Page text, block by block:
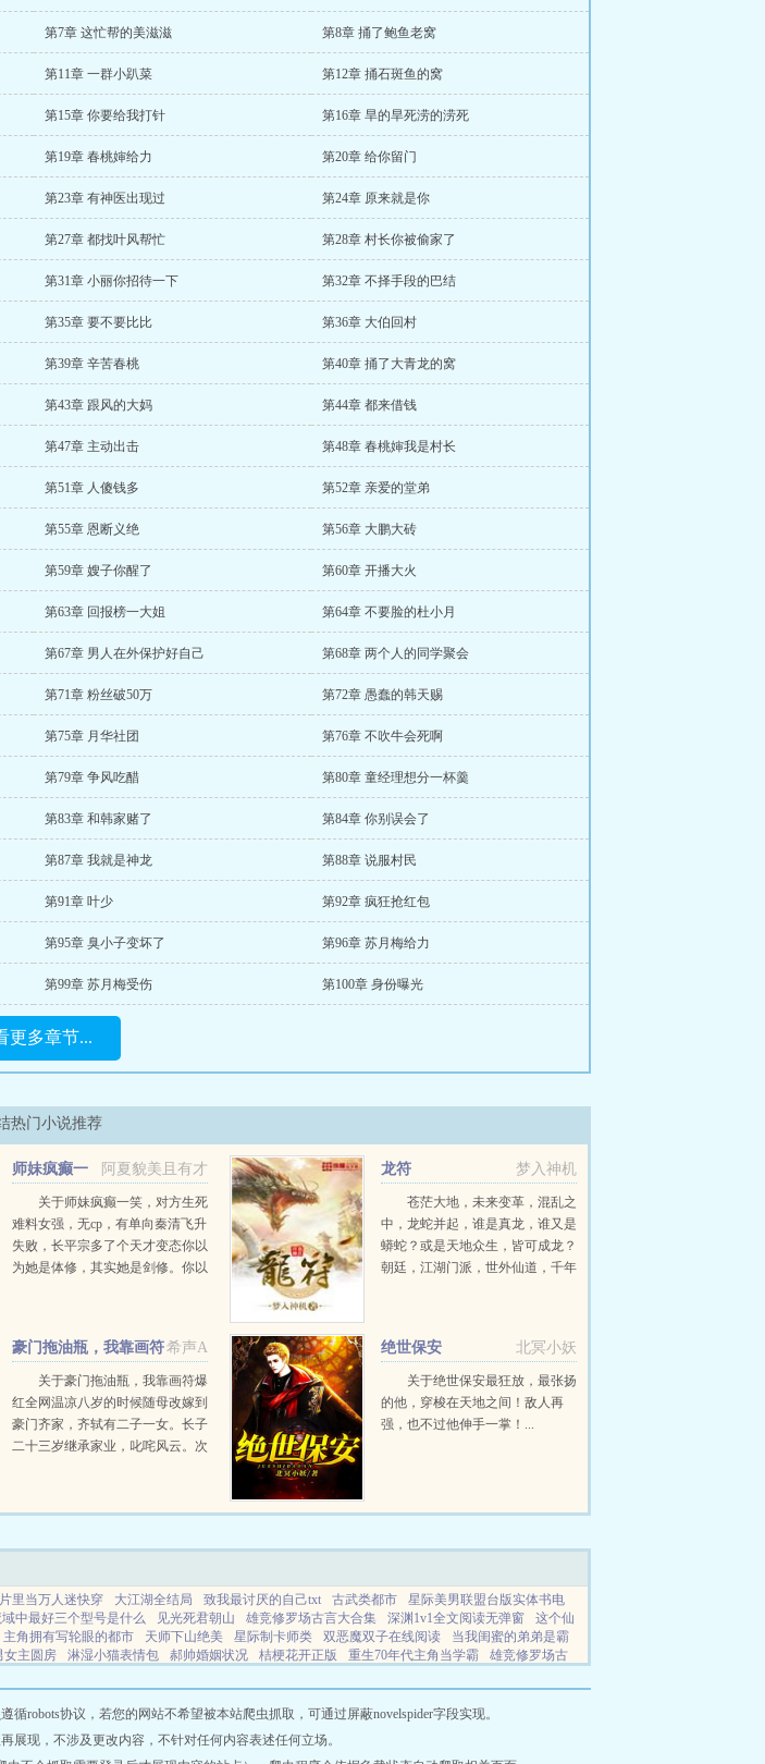
第7章 这忙帮的美滋滋 第8章 捅了鲍鱼老窝
第11章 一群小趴菜 第12章 捅石斑鱼的窝
第15章 你要给我打针 第16章 旱的旱死涝的涝死
第19章 春桃婶给力 第20章 给你留门
第23章 有神医出现过 第24章 原来就是你
第27章 都找叶风帮忙 第28章 村长你被偷家了
第31章 小丽你招待一下 第32章 不择手段的巴结
第35章 要不要比比 第36章 大伯回村
第39章 辛苦春桃 第40章 捅了大青龙的窝
第43章 跟风的大妈 第44章 都来借钱
第47章 主动出击 第48章 春桃婶我是村长
第51章 人傻钱多 第52章 亲爱的堂弟
第55章 恩断义绝 第56章 大鹏大砖
第59章 嫂子你醒了 第60章 开播大火
第63章 回报榜一大姐 第64章 不要脸的杜小月
第67章 男人在外保护好自己 第68章 两个人的同学聚会
第71章 粉丝破50万 第72章 愚蠢的韩天赐
第75章 月华社团 第76章 不吹牛会死啊
第79章 争风吃醋 第80章 童经理想分一杯羹
第83章 和韩家赌了 第84章 你别误会了
第87章 我就是神龙 第88章 说服村民
第91章 叶少 第92章 疯狂抢红包
第95章 臭小子变坏了 第96章 苏月梅给力
第99章 苏月梅受伤 第100章 身份曝光
更多章节...
热门小说推荐
阿夏貌美且有才
师妹疯癫一
笑，对方生死难料
关于师妹疯癫一笑，对方生死
难料女强，无cp，有单向秦清飞升
失败，长平宗多了个天才变态你以
为她是体修，其实她是剑修。你以
根，报名大会...
梦入神机
龙符
苍茫大地，未来变革，混乱之
中，龙蛇并起，谁是真龙，谁又是
蟒蛇？或是天地众生，皆可成龙？
朝廷，江湖门派，世外仙道，千年
希声A
豪门拖油瓶，我靠画符
爆红全网
关于豪门拖油瓶，我靠画符爆
红全网温凉八岁的时候随母改嫁到
豪门齐家，齐轼有二子一女。长子
二十三岁继承家业，叱咤风云。次
成为顶流。温凉十八岁高考结束，
北冥小妖
绝世保安
关于绝世保安最狂放，最张扬
的他，穿梭在天地之间！敌人再
强，也不过他伸手一掌！...
里当万人迷快穿 大江湖全结局 致我最讨厌的自己txt 古武类都市
星际美男联盟台版实体书电
中最好三个型号是什么 见光死君朝山 雄竞修罗场古言大合集 深渊1v1全文阅读无弹窗
这个仙
主角拥有写轮眼的都市 天师下山绝美 星际制卡师类 双恶魔双子在线阅读
当我闺蜜的弟弟是霸
女主圆房 淋湿小猫表情包 郝帅婚姻状况 桔梗花开正版 重生70年代主角当学霸
雄竞修罗场古
世第35集 上四休三对员工的好处 公主撩错了公公 重生之最佳编剧仕途之妖
总攻之邪神爸爸停
顾笙声 陈最 梦幻西游储备金与金币比例 新网王同人文bl 九条命又少了一条
我粉上Demi了 英
人 神婆很灵验 绝世啥意思 公交车短文系列 心动失轨
robots协议，若您的网站不希望被本站爬虫抓取，可通过屏蔽novelspider字段实现。
展现，不涉及更改内容，不针对任何内容表述任何立场。